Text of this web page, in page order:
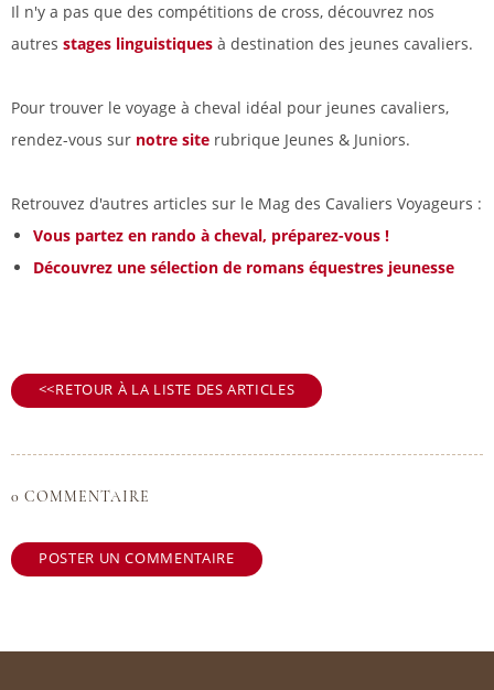
Il n'y a pas que des compétitions de cross, découvrez nos
autres stages linguistiques à destination des jeunes cavaliers.
Pour trouver le voyage à cheval idéal pour jeunes cavaliers,
rendez-vous sur notre site rubrique Jeunes & Juniors.
Retrouvez d'autres articles sur le Mag des Cavaliers Voyageurs :
Vous partez en rando à cheval, préparez-vous !
Découvrez une sélection de romans équestres jeunesse
RETOUR À LA LISTE DES ARTICLES
0 COMMENTAIRE
POSTER UN COMMENTAIRE